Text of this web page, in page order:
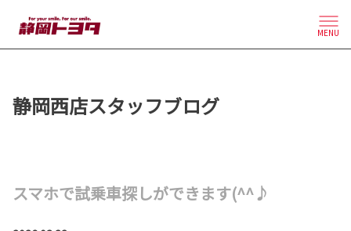
MENU
静岡西店スタッフブログ
スマホで試乗車探しができます(^^♪